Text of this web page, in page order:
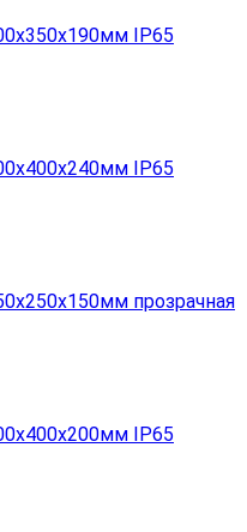
IP65
IP65
прозрачная
IP65